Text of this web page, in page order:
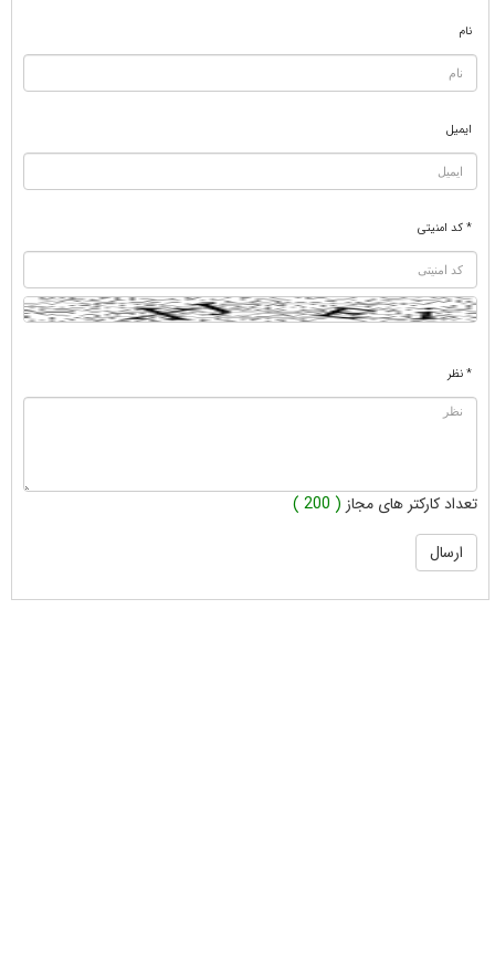
نام
ایمیل
* کد امنیتی
* نظر
تعداد کارکتر های مجاز ( 200 )